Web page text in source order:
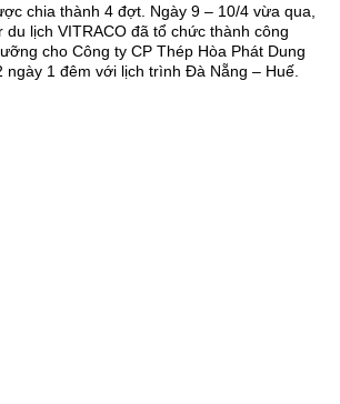
chia thành 4 đợt. Ngày 9 – 10/4 vừa qua,
du lịch VITRACO đã tổ chức thành công
cho Công ty CP Thép Hòa Phát Dung
ngày 1 đêm với lịch trình Đà Nẵng – Huế.